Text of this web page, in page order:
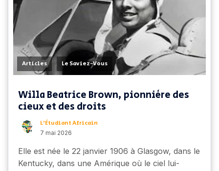
Articles , Le Saviez-Vous
Willa Beatrice Brown, pionnière des
cieux et des droits
L’Étudiant Africain
7 mai 2026
Elle est née le 22 janvier 1906 à Glasgow, dans le
Kentucky, dans une Amérique où le ciel lui-